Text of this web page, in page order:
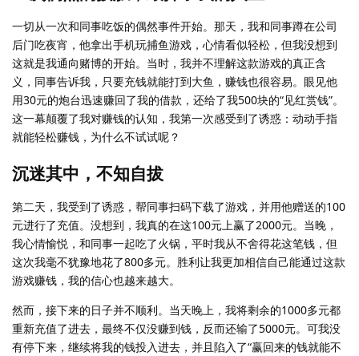
一切从一次和同事吃饭的偶然事件开始。那天，我和同事蹲在公司
后门吃夜宵，他拿出手机玩捕鱼游戏，心情看似轻松，但我没想到
这就是我通向赌博的开始。当时，我并不理解这款游戏的真正含
义，同事告诉我，只要充钱就能打到大鱼，赚钱也很容易。眼见他
用30元的炮台迅速赚回了我的借款，还给了我500块的“见红赏钱”。
这一幕颠覆了我对赚钱的认知，我第一次感受到了诱惑：动动手指
就能轻松赚钱，为什么不试试呢？
沉迷其中，不知自拔
第二天，我受到了诱惑，帮同事扫码下载了游戏，并用他赠送的100
元进行了充值。没想到，我真的在这100元上赢了2000元。当晚，
我心情愉悦，和同事一起吃了火锅，平时我从不舍得花这笔钱，但
这次我毫不犹豫地花了800多元。胜利让我更加相信自己能通过这款
游戏赚钱，我的信心也越来越大。
然而，接下来的日子并不顺利。当天晚上，我将剩余的1000多元都
重新充值了进去，最终不仅没赚到钱，反而还输了5000元。可我没
有停下来，继续将我的钱投入进去，并且陷入了“赢回来的钱就能不